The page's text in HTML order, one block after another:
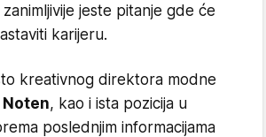
jeste pitanje gde će
karijeru.
kreativnog direktora modne
Noten, kao i ista pozicija u
poslednjim informacijama